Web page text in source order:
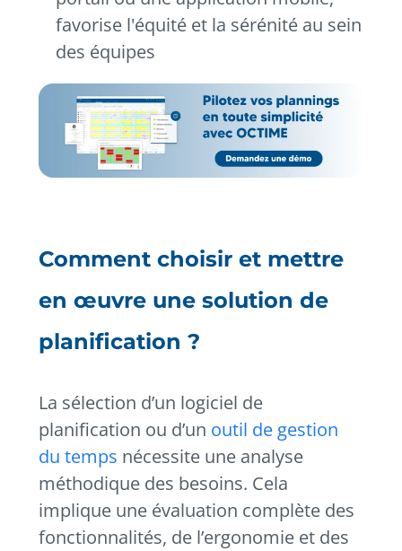
favorise l'équité et la sérénité au sein
des équipes
Comment choisir et mettre
en œuvre une solution de
planification ?
La sélection d’un logiciel de
planification ou d’un outil de gestion
du temps nécessite une analyse
méthodique des besoins. Cela
implique une évaluation complète des
fonctionnalités, de l’ergonomie et des